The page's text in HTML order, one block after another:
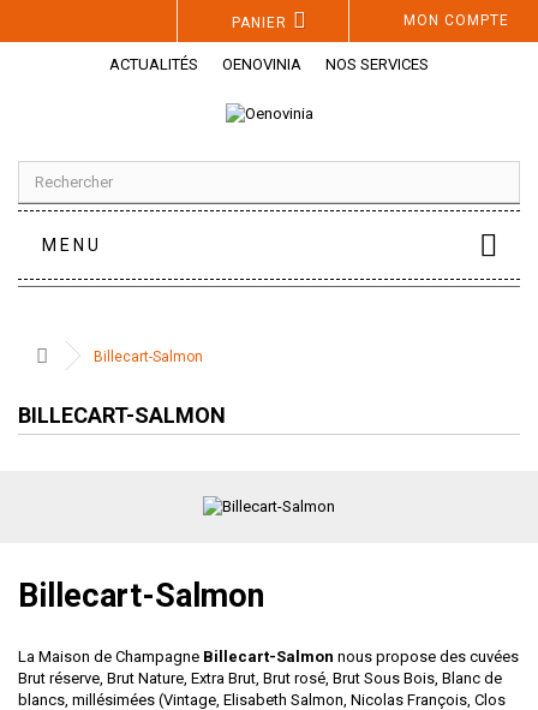
MON COMPTE
PANIER
ACTUALITÉS OENOVINIA NOS SERVICES
MENU
Billecart-Salmon
BILLECART-SALMON
Billecart-Salmon
La Maison de Champagne Billecart-Salmon nous propose des cuvées
Brut réserve, Brut Nature, Extra Brut, Brut rosé, Brut Sous Bois, Blanc de
blancs, millésimées (Vintage, Elisabeth Salmon, Nicolas François, Clos